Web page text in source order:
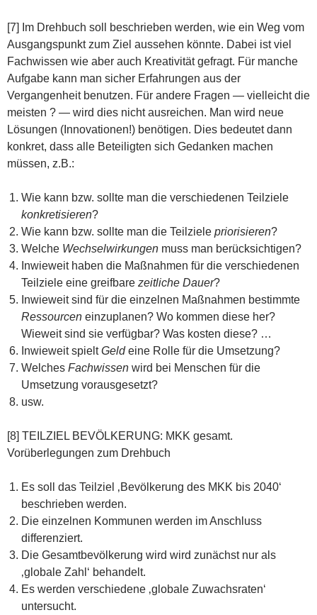
[7] Im Drehbuch soll beschrieben werden, wie ein Weg vom
Ausgangspunkt zum Ziel aussehen könnte. Dabei ist viel
Fachwissen wie aber auch Kreativität gefragt. Für manche
Aufgabe kann man sicher Erfahrungen aus der
Vergangenheit benutzen. Für andere Fragen — vielleicht die
meisten ? — wird dies nicht ausreichen. Man wird neue
Lösungen (Innovationen!) benötigen. Dies bedeutet dann
konkret, dass alle Beteiligten sich Gedanken machen
müssen, z.B.:
Wie kann bzw. sollte man die verschiedenen Teilziele
konkretisieren?
Wie kann bzw. sollte man die Teilziele priorisieren?
Welche Wechselwirkungen muss man berücksichtigen?
Inwieweit haben die Maßnahmen für die verschiedenen
Teilziele eine greifbare zeitliche Dauer?
Inwieweit sind für die einzelnen Maßnahmen bestimmte
Ressourcen einzuplanen? Wo kommen diese her?
Wieweit sind sie verfügbar? Was kosten diese? …
Inwieweit spieltGeldeine Rolle für die Umsetzung?
Welches Fachwissen wird bei Menschen für die
Umsetzung vorausgesetzt?
usw.
[8] TEILZIEL BEVÖLKERUNG: MKK gesamt.
Vorüberlegungen zum Drehbuch
Es soll das Teilziel ‚Bevölkerung des MKK bis 2040‘
beschrieben werden.
Die einzelnen Kommunen werden im Anschluss
differenziert.
Die Gesamtbevölkerung wird wird zunächst nur als
‚globale Zahl‘ behandelt.
Es werden verschiedene ‚globale Zuwachsraten‘
untersucht.